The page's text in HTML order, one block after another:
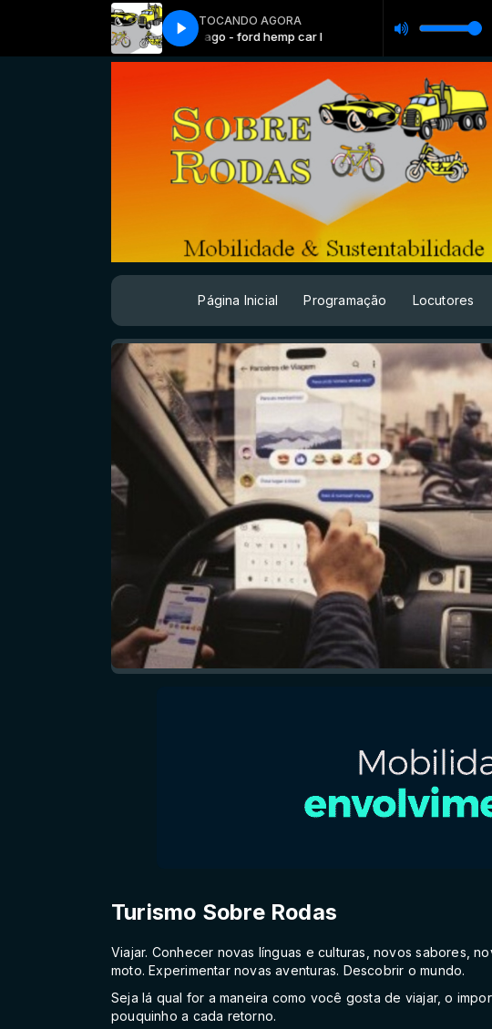
TOCANDO AGORA
05 ago - ford hemp car I 05 ago - ford hemp car I
Página Inicial Programação Locutores
Turismo Sobre Rodas
Viajar. Conhecer novas línguas e culturas, novos sabores,
moto. Experimentar novas aventuras. Descobrir o mundo.
Seja lá qual for a maneira como você gosta de viajar, o
pouquinho a cada retorno.